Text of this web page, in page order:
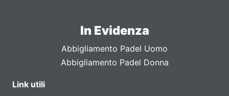
In Evidenza
Abbigliamento Padel Uomo
Abbigliamento Padel Donna
Link utili